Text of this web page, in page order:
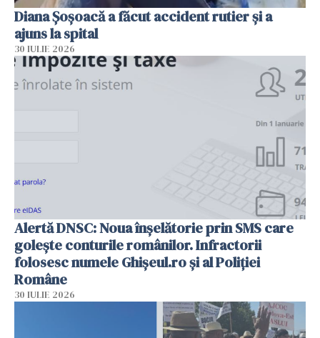
Diana Șoșoacă a făcut accident rutier și a
ajuns la spital
30 IULIE 2026
Alertă DNSC: Noua înșelătorie prin SMS care
golește conturile românilor. Infractorii
folosesc numele Ghișeul.ro și al Poliției
Române
30 IULIE 2026